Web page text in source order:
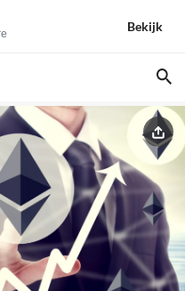
Bekijk